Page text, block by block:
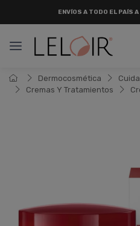
Dermocosmética
Cremas Y Tratamientos